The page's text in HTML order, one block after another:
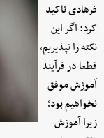
فرهادی تاکید
کرد: اگر این
نکته را نپذیریم،
قطعا در فرآیند
آموزش موفق
نخواهیم بود؛
زیرا آموزش